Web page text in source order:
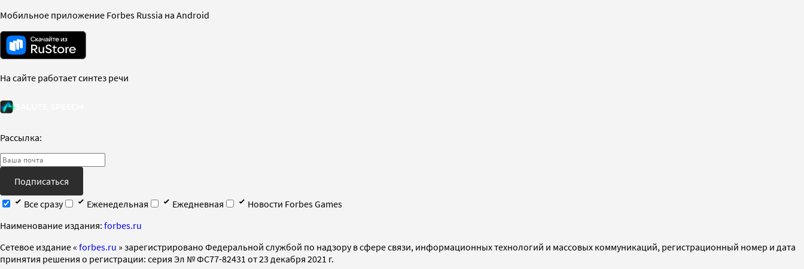
Мобильное приложение Forbes Russia на Android
На сайте работает синтез речи
Рассылка:
Подписаться
Все сразу
Еженедельная Ежедневная
Новости Forbes Games
Наименование издания: forbes.ru
Cетевое издание « forbes.ru » зарегистрировано Федеральной службой по надзору в сфере связи, информационных технологий и массовых коммуникаций, регистрационный номер и дата
принятия решения о регистрации: серия Эл № ФС77-82431 от 23 декабря 2021 г.